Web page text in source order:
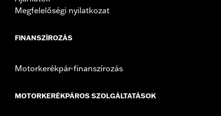
Megfelelőségi nyilatkozat
FINANSZÍROZÁS
Motorkerékpár-finanszírozás
MOTORKERÉKPÁROS SZOLGÁLTATÁSOK